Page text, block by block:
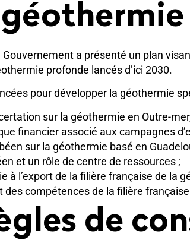
a présenté un plan
profonde lancés d’ici 2030.
pour développer la géothermie
sur la géothermie en Outre-
financier associé aux campagnes
sur la géothermie basé en
et un rôle de centre de ressources ;
l’export de la filière française de la
compétences de la filière
de